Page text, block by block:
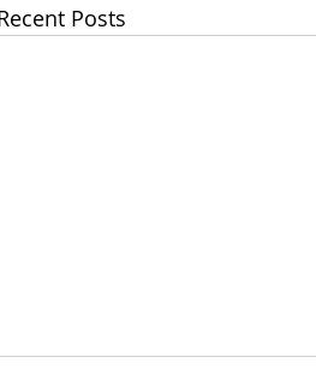
Posts